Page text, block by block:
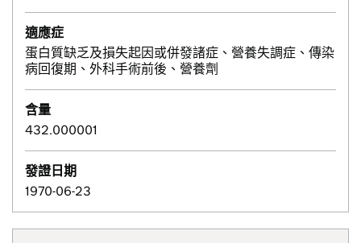
適應症
蛋白質缺乏及損失起因或併發諸症、營養失調症、傳染
病回復期、外科手術前後、營養劑
含量
432.000001
發證日期
1970-06-23